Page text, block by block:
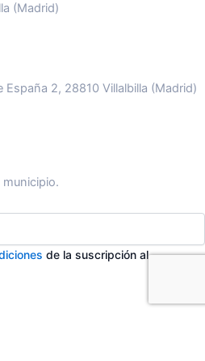
(Madrid)
España 2, 28810 Villalbilla (Madrid)
de la suscripción al